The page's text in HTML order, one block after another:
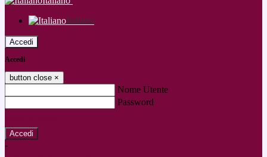
Italiano
Accedi
Accedi
button close ×
Nome Utente
Password
-